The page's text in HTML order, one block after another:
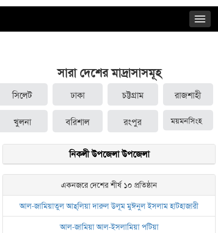
সারা দেশের মাদ্রাসাসমূহ
সিলেট ঢাকা চট্টগ্রাম রাজশাহী
খুলনা বরিশাল রংপুর ময়মনসিংহ
নিকলী উপজেলা উপজেলা
একনজরে দেশের শীর্ষ ১০ প্রতিষ্ঠান
আল-জামিয়াতুল আহ্‌লিয়া দারুল উলূম মুঈনুল ইসলাম হাটহাজারী
আল-জামিয়া আল-ইসলামিয়া পটিয়া